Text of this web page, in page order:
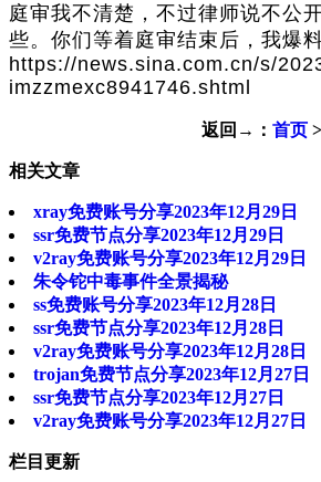
庭审我不清楚，不过律师说不公
些。你们等着庭审结束后，我爆
https://news.sina.com.cn/s/
imzzmexc8941746.shtml
返回→： 首页 >
相关文章
xray免费账号分享2023年12月29日
ssr免费节点分享2023年12月29日
v2ray免费账号分享2023年12月29日
朱令铊中毒事件全景揭秘
ss免费账号分享2023年12月28日
ssr免费节点分享2023年12月28日
v2ray免费账号分享2023年12月28日
trojan免费节点分享2023年12月27日
ssr免费节点分享2023年12月27日
v2ray免费账号分享2023年12月27日
栏目更新